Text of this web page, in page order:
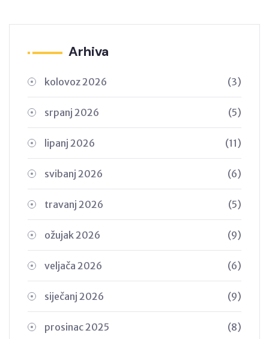
Arhiva
kolovoz 2026 (3)
srpanj 2026 (5)
lipanj 2026 (11)
svibanj 2026 (6)
travanj 2026 (5)
ožujak 2026 (9)
veljača 2026 (6)
siječanj 2026 (9)
prosinac 2025 (8)